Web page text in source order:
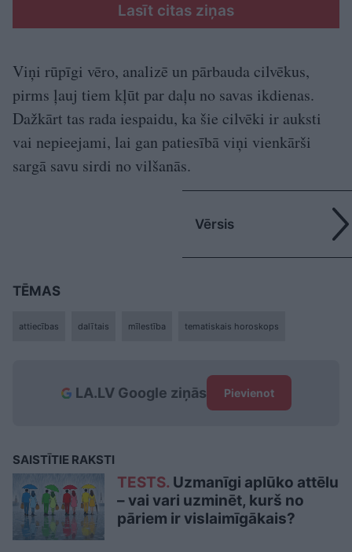
Lasīt citas ziņas
Viņi rūpīgi vēro, analizē un pārbauda cilvēkus,
pirms ļauj tiem kļūt par daļu no savas ikdienas.
Dažkārt tas rada iespaidu, ka šie cilvēki ir auksti
vai nepieejami, lai gan patiesībā viņi vienkārši
sargā savu sirdi no vilšanās.
Vērsis
TĒMAS
attiecības dalītais mīlestība tematiskais horoskops
LA.LV Google ziņās Pievienot
SAISTĪTIE RAKSTI
TESTS. Uzmanīgi aplūko attēlu
– vai vari uzminēt, kurš no
pāriem ir vislaimīgākais?